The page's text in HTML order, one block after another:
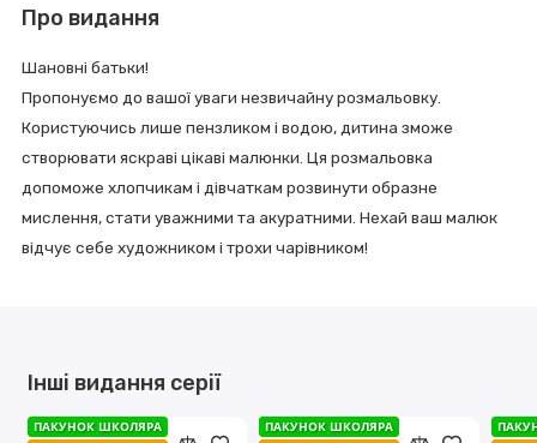
Про видання
Шановні батьки!
Пропонуємо до вашої уваги незвичайну розмальовку.
Користуючись лише пензликом і водою, дитина зможе
створювати яскраві цікаві малюнки. Ця розмальовка
допоможе хлопчикам і дівчаткам розвинути образне
мислення, стати уважними та акуратними. Нехай ваш малюк
відчує себе художником і трохи чарівником!
Інші видання серії
ПАКУНОК ШКОЛЯРА
ПАКУНОК ШКОЛЯРА
ПАКУНОК ШКОЛЯРА
ПАКУНОК ШКОЛЯРА